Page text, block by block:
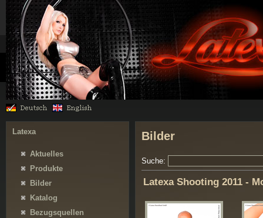
Latexa
Aktuelles
Produkte
Bilder
Katalog
Bezugsquellen
Bilder
Suche:
Latexa Shooting 2011 -